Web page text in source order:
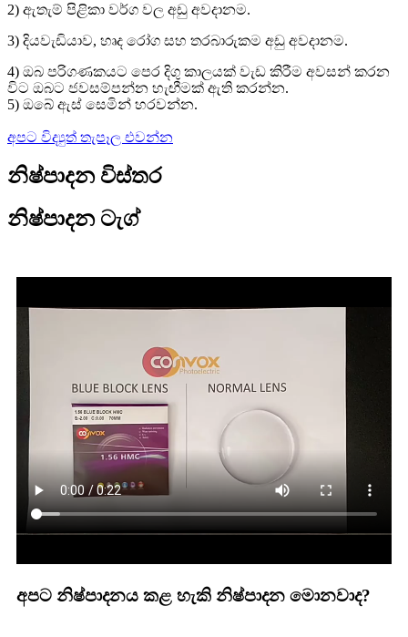
2) ඇතැම් පිළිකා වර්ග වල අඩු අවදානම.
3) දියවැඩියාව, හෘද රෝග සහ තරබාරුකම අඩු අවදානම.
4) ඔබ පරිගණකයට පෙර දිගු කාලයක් වැඩ කිරීම අවසන් කරන
විට ඔබට ජවසම්පන්න හැඟීමක් ඇති කරන්න.
5) ඔබේ ඇස් සෙමින් හරවන්න.
අපට විද්‍යුත් තැපෑල එවන්න
නිෂ්පාදන විස්තර
නිෂ්පාදන ටැග්
අපට නිෂ්පාදනය කළ හැකි නිෂ්පාදන මොනවාද?